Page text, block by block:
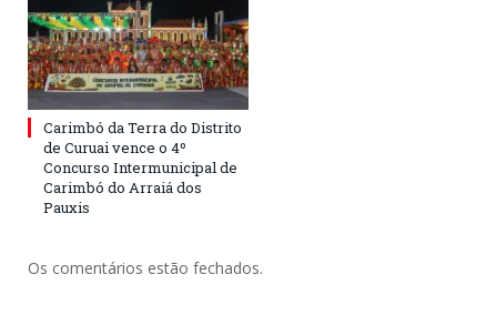
Carimbó da Terra do Distrito
de Curuai vence o 4º
Concurso Intermunicipal de
Carimbó do Arraiá dos
Pauxis
Os comentários estão fechados.